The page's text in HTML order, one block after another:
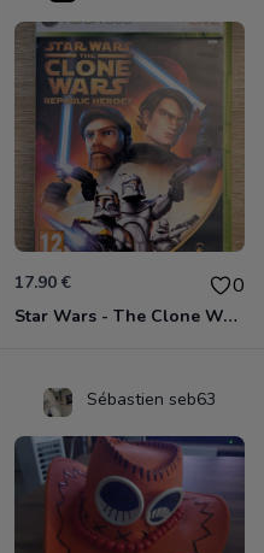
17.90 € 0
Star Wars - The Clone Wars - Les Héros De La République Xbox 360
Sébastien seb63